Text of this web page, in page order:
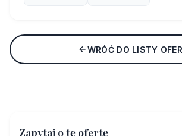
WRÓĆ DO LISTY
Zapytaj o tę ofertę